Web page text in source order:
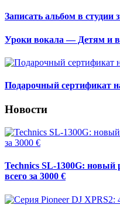
Записать альбом в студии
Уроки вокала — Детям и
Подарочный сертификат
Новости
Technics SL-1300G:
всего за 3000 €